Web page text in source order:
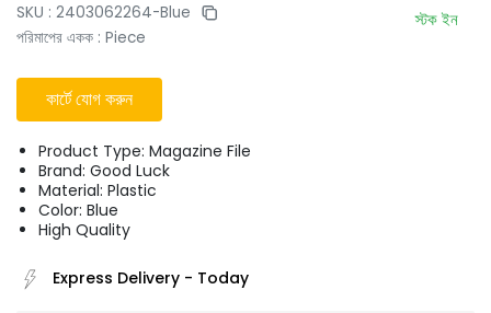
SKU : 2403062264-Blue
পরিমাপের একক : Piece
স্টক ইন
কার্টে যোগ করুন
Product Type: Magazine File
Brand: Good Luck
Material: Plastic
Color: Blue
High Quality
Express Delivery - Today